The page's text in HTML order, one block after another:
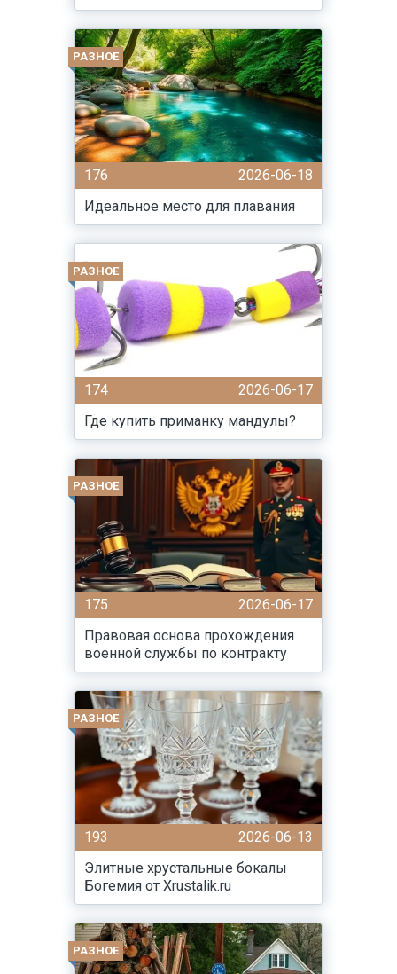
РАЗНОЕ
176
2026-06-18
Идеальное место для плавания
РАЗНОЕ
174
2026-06-17
Где купить приманку мандулы?
РАЗНОЕ
175
2026-06-17
Правовая основа прохождения
военной службы по контракту
РАЗНОЕ
193
2026-06-13
Элитные хрустальные бокалы
Богемия от Xrustalik.ru
РАЗНОЕ